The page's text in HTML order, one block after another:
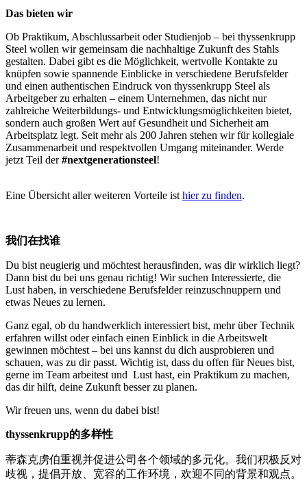
Das bieten wir
Ob Praktikum, Abschlussarbeit oder Studienjob – bei thyssenkrupp
Steel wollen wir gemeinsam die nachhaltige Zukunft des Stahls
gestalten. Dabei gibt es die Möglichkeit, wertvolle Kontakte zu
knüpfen sowie spannende Einblicke in verschiedene Berufsfelder
und einen authentischen Eindruck von thyssenkrupp Steel als
Arbeitgeber zu erhalten – einem Unternehmen, das nicht nur
zahlreiche Weiterbildungs- und Entwicklungsmöglichkeiten bietet,
sondern auch großen Wert auf Gesundheit und Sicherheit am
Arbeitsplatz legt. Seit mehr als 200 Jahren stehen wir für kollegiale
Zusammenarbeit und respektvollen Umgang miteinander. Werde
jetzt Teil der#nextgenerationsteel!
Eine Übersicht aller weiteren Vorteile ist hier zu finden.
我们在找谁
Du bist neugierig und möchtest herausfinden, was dir wirklich liegt?
Dann bist du bei uns genau richtig! Wir suchen Interessierte, die
Lust haben, in verschiedene Berufsfelder reinzuschnuppern und
etwas Neues zu lernen.
Ganz egal, ob du handwerklich interessiert bist, mehr über Technik
erfahren willst oder einfach einen Einblick in die Arbeitswelt
gewinnen möchtest – bei uns kannst du dich ausprobieren und
schauen, was zu dir passt. Wichtig ist, dass du offen für Neues bist,
gerne im Team arbeitest und Lust hast, ein Praktikum zu machen,
das dir hilft, deine Zukunft besser zu planen.
Wir freuen uns, wenn du dabei bist!
thyssenkrupp的多样性
蒂森克虏伯重视并促进公司各个领域的多元化。我们积极反对
歧视，提倡开放、宽容的工作环境，欢迎不同的背景和观点。